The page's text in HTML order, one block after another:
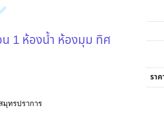
1 ห้องน้ำ ห้องมุม ทิศ
มุทรปราการ
รา